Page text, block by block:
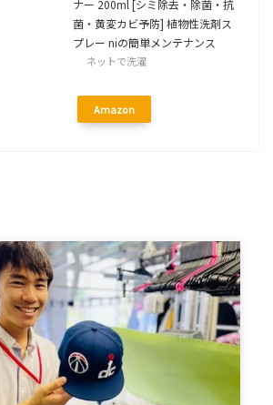
ナー 200ml [シミ除去・除菌・抗
菌・黄変カビ予防] 植物性洗剤ス
プレー niの簡単メンテナンス
ネットで洗濯
Amazon